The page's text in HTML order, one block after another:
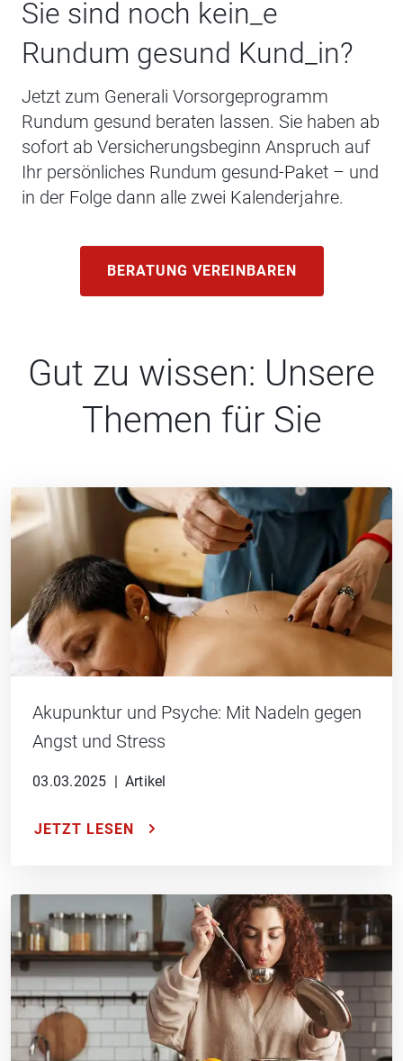
Sie sind noch kein_e
Rundum gesund Kund_in?
Jetzt zum Generali Vorsorgeprogramm
Rundum gesund beraten lassen. Sie haben ab
sofort ab Versicherungsbeginn Anspruch auf
Ihr persönliches Rundum gesund-Paket – und
in der Folge dann alle zwei Kalenderjahre.
BERATUNG VEREINBAREN
Gut zu wissen: Unsere
Themen für Sie
Akupunktur und Psyche: Mit Nadeln gegen
Angst und Stress
03.03.2025 | Artikel
JETZT LESEN